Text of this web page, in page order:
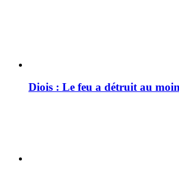
Diois : Le feu a détruit au